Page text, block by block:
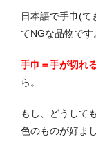
日本語で手巾(て
てNGな品物です
手巾＝手が切れ
ら。
もし、どうして
色のものが好ま